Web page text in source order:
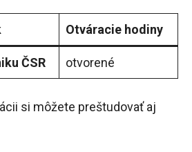
Otváracie hodiny
ČSR otvorené
si môžete preštudovať aj